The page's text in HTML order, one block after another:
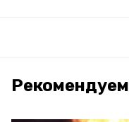
Рекомендуем